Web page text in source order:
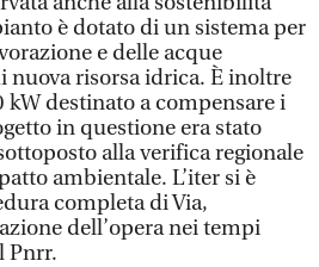
è dotato di un sistema per
e delle acque
risorsa idrica. È inoltre
destinato a compensare i
in questione era stato
alla verifica regionale
ambientale. L’iter si è
completa di Via,
dell’opera nei tempi
Pnrr.